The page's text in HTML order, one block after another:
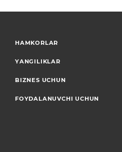
HAMKORLAR
YANGILIKLAR
BIZNES UCHUN
FOYDALANUVCHI UCHUN